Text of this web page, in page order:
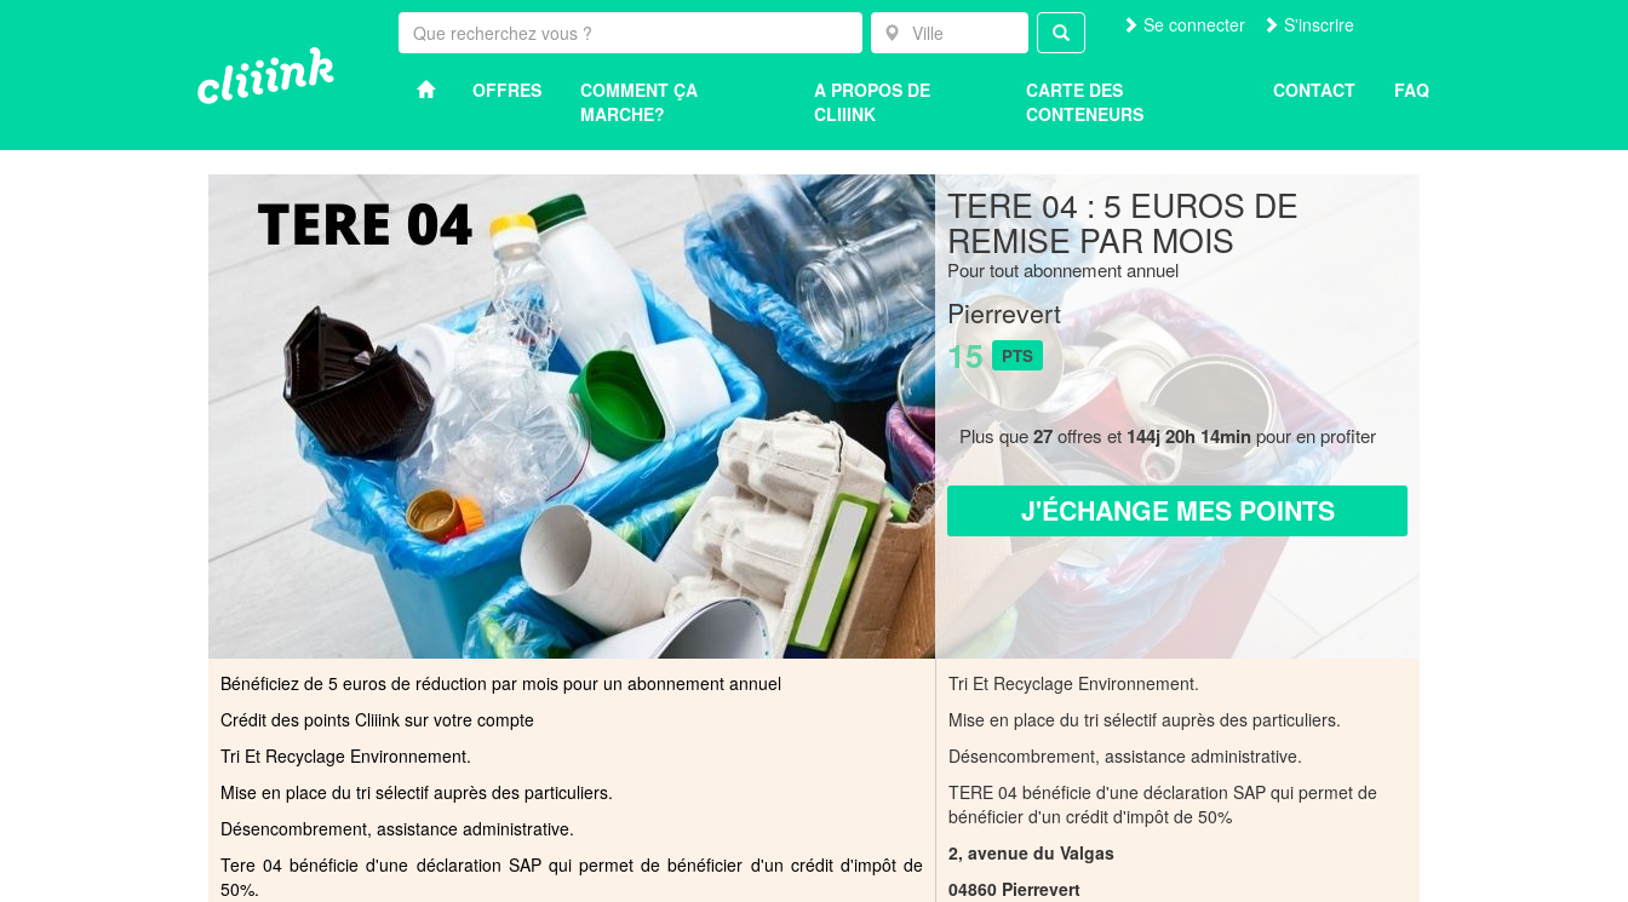
Se connecter S'inscrire
OFFRES
COMMENT ÇA
MARCHE?
A PROPOS DE
CLIIINK
CARTE DES
CONTENEURS
CONTACT FAQ
TERE 04 : 5 EUROS DE
REMISE PAR MOIS
Pour tout abonnement annuel
Pierrevert
15 PTS
Plus que27offres et 144j 20h 14minpour en profiter
J'ÉCHANGE MES POINTS
Bénéficiez de 5 euros de réduction par mois pour un abonnement annuel
Crédit des points Cliiink sur votre compte
Tri Et Recyclage Environnement.
Mise en place du tri sélectif auprès des particuliers.
Désencombrement, assistance administrative.
Tere 04 bénéficie d'une déclaration SAP qui permet de bénéficier d'un crédit d'impôt de
50%.
Tri Et Recyclage Environnement.
Mise en place du tri sélectif auprès des particuliers.
Désencombrement, assistance administrative.
TERE 04 bénéficie d'une déclaration SAP qui permet de
bénéficier d'un crédit d'impôt de 50%
2, avenue du Valgas
04860 Pierrevert